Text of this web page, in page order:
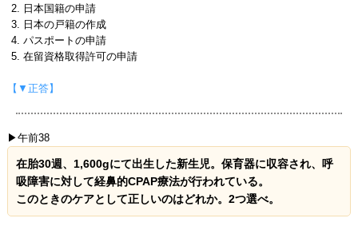
日本国籍の申請
日本の戸籍の作成
パスポートの申請
在留資格取得許可の申請
【▼正答】
▶午前38
在胎30週、1,600gにて出生した新生児。保育器に収容され、呼
吸障害に対して経鼻的CPAP療法が行われている。
このときのケアとして正しいのはどれか。2つ選べ。